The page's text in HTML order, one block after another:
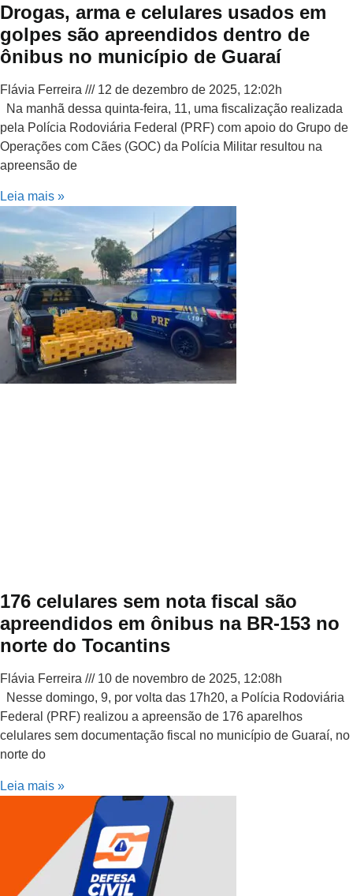
Drogas, arma e celulares usados em
golpes são apreendidos dentro de
ônibus no município de Guaraí
Flávia Ferreira
12 de dezembro de 2025, 12:02h
Na manhã dessa quinta-feira, 11, uma fiscalização realizada
pela Polícia Rodoviária Federal (PRF) com apoio do Grupo de
Operações com Cães (GOC) da Polícia Militar resultou na
apreensão de
Leia mais »
176 celulares sem nota fiscal são
apreendidos em ônibus na BR-153 no
norte do Tocantins
Flávia Ferreira
10 de novembro de 2025, 12:08h
Nesse domingo, 9, por volta das 17h20, a Polícia Rodoviária
Federal (PRF) realizou a apreensão de 176 aparelhos
celulares sem documentação fiscal no município de Guaraí, no
norte do
Leia mais »